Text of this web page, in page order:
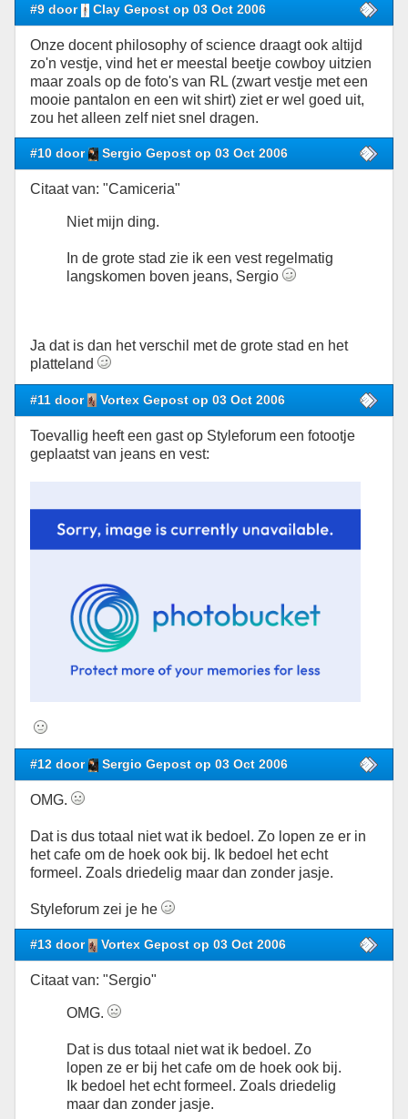
#9 door Clay Gepost op 03 Oct 2006
Onze docent philosophy of science draagt ook altijd
zo'n vestje, vind het er meestal beetje cowboy uitzien
maar zoals op de foto's van RL (zwart vestje met een
mooie pantalon en een wit shirt) ziet er wel goed uit,
zou het alleen zelf niet snel dragen.
#10 door Sergio Gepost op 03 Oct 2006
Citaat van: "Camiceria"
Niet mijn ding.
In de grote stad zie ik een vest regelmatig
langskomen boven jeans, Sergio
Ja dat is dan het verschil met de grote stad en het
platteland
#11 door Vortex Gepost op 03 Oct 2006
Toevallig heeft een gast op Styleforum een fotootje
geplaatst van jeans en vest:
#12 door Sergio Gepost op 03 Oct 2006
OMG.
Dat is dus totaal niet wat ik bedoel. Zo lopen ze er in
het cafe om de hoek ook bij. Ik bedoel het echt
formeel. Zoals driedelig maar dan zonder jasje.
Styleforum zei je he
#13 door Vortex Gepost op 03 Oct 2006
Citaat van: "Sergio"
OMG.
Dat is dus totaal niet wat ik bedoel. Zo
lopen ze er bij het cafe om de hoek ook bij.
Ik bedoel het echt formeel. Zoals driedelig
maar dan zonder jasje.